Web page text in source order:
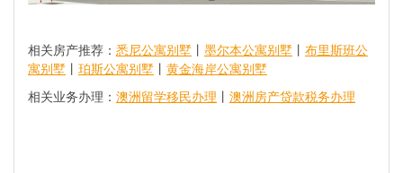
相关房产推荐： 悉尼公寓别墅 丨 墨尔本公寓别墅 丨 布里斯班公
寓别墅 丨 珀斯公寓别墅 丨 黄金海岸公寓别墅
相关业务办理： 澳洲留学移民办理 丨 澳洲房产贷款税务办理